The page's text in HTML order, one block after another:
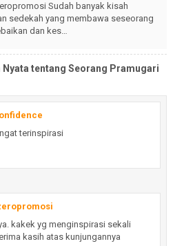
Sudah banyak kisah
sedekah yang membawa seseorang
dan kes…
Nyata tentang Seorang Pramugari
terinspirasi
kakek yg menginspirasi sekali
kasih atas kunjungannya